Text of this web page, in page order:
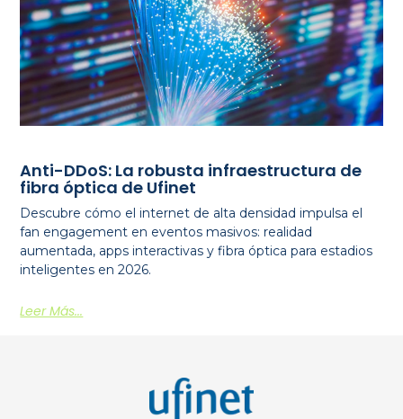
Anti-DDoS: La robusta infraestructura de
fibra óptica de Ufinet
Descubre cómo el internet de alta densidad impulsa el
fan engagement en eventos masivos: realidad
aumentada, apps interactivas y fibra óptica para estadios
inteligentes en 2026.
Leer Más...